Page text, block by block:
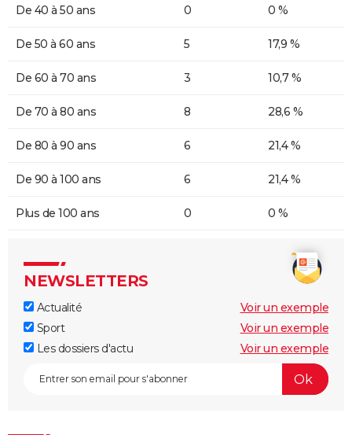
De 40 à 50 ans 0 0 %
De 50 à 60 ans 5 17,9 %
De 60 à 70 ans 3 10,7 %
De 70 à 80 ans 8 28,6 %
De 80 à 90 ans 6 21,4 %
De 90 à 100 ans 6 21,4 %
Plus de 100 ans 0 0 %
NEWSLETTERS
Actualité
Voir un exemple
Sport
Voir un exemple
Les dossiers d'actu
Voir un exemple